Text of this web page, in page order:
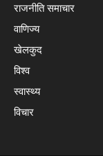
राजनीति समाचार
वाणिज्य
खेलकुद
विश्व
स्वास्थ्य
विचार